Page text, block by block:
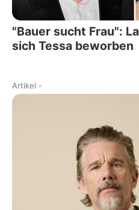
"Bauer sucht Frau":
sich Tessa beworben
Artikel -